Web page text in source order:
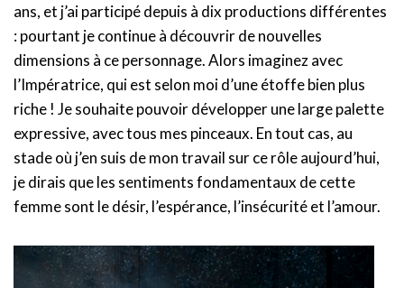
ans, et j’ai participé depuis à dix productions différentes
: pourtant je continue à découvrir de nouvelles
dimensions à ce personnage. Alors imaginez avec
l’Impératrice, qui est selon moi d’une étoffe bien plus
riche ! Je souhaite pouvoir développer une large palette
expressive, avec tous mes pinceaux. En tout cas, au
stade où j’en suis de mon travail sur ce rôle aujourd’hui,
je dirais que les sentiments fondamentaux de cette
femme sont le désir, l’espérance, l’insécurité et l’amour.